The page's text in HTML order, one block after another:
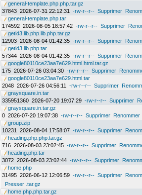
general-template.php.php.tar.gz
37843 2026-07-31 22:12:31 -rw-r--r-- Supprimer
general-template.php.tar
174592 2026-08-05 18:57:42 -rw-r--r-- Supprimer
getid3.lib.php.lib.php.tar.gz
12903 2026-08-04 01:42:35 -rw-r--r-- Supprimer
getid3.lib.php.tar
57344 2026-08-04 01:42:35 -rw-r--r-- Supprimer
google80110ce23aa7e629.html.html.tar.gz
175 2026-07-26 03:04:30 -rw-r--r-- Supprimer
google80110ce23aa7e629.html.tar
2048 2026-07-26 04:56:11 -rw-r--r-- Supprimer
graysquare.in.tar
335951360 2026-07-20 19:07:29 -rw-r--r-- Supprimer
graysquare.in.tar.gz
0 2026-07-20 19:07:38 -rw-r--r-- Supprimer Renommer
group.zip
10231
2026-08-04 17:58:07 -rw-r--r-- Supprimer
heading.php.php.tar.gz
716 2026-08-03 23:02:45 -rw-r--r-- Supprimer
heading.php.tar
3072 2026-08-03 23:02:44 -rw-r--r-- Supprimer
home.php
31495 2026-06-12 12:06:59 -rw-r--r-- Supprimer
Presser .tar.gz
home.php.php.tar.gz